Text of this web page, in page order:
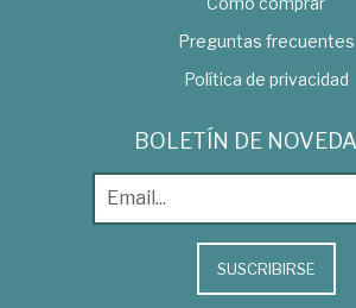
Preguntas frecuentes
Política de privacidad
BOLETÍN DE
SUSCRIBIRSE